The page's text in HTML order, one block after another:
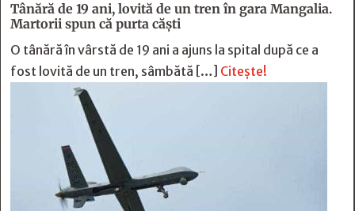
Tânără de 19 ani, lovită de un tren în gara Mangalia.
Martorii spun că purta căști
O tânără în vârstă de 19 ani a ajuns la spital după ce a
fost lovită de un tren, sâmbătă […] Citește!